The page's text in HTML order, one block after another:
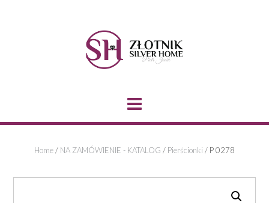
Home/ NA ZAMÓWIENIE - KATALOG / Pierścionki / P 0278